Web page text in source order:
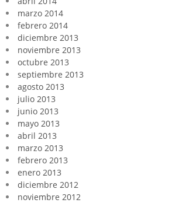
marzo 2014
febrero 2014
diciembre 2013
noviembre 2013
octubre 2013
septiembre 2013
agosto 2013
julio 2013
junio 2013
mayo 2013
abril 2013
marzo 2013
febrero 2013
enero 2013
diciembre 2012
noviembre 2012